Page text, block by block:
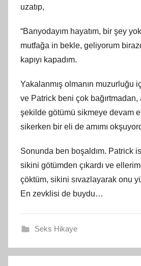
uzatıp,
“Banyodayım hayatım, bir şey
mutfağa in bekle, geliyorum
kapıyı kapadım.
Yakalanmış olmanın muzurluğu
ve Patrick beni çok
şekilde götümü sikmeye devam
sikerken bir eli de amımı
Sonunda ben boşaldım. Patrick
sikini götümden çıkardı ve
çöktüm, sikini sıvazlayarak onu
En zevklisi de buydu…
Seks Hikaye